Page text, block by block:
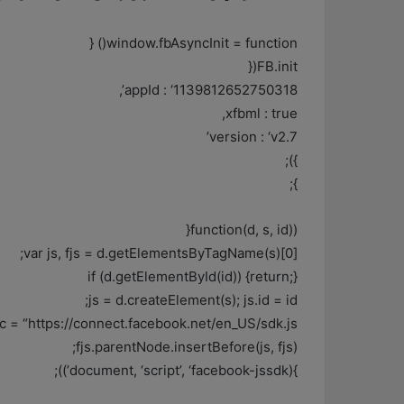
window.fbAsyncInit = function() {
FB.init({
appId : ‘1139812652750318’,
xfbml : true,
version : ‘v2.7’
});
};
(function(d, s, id){
var js, fjs = d.getElementsByTagName(s)[0];
if (d.getElementById(id)) {return;}
js = d.createElement(s); js.id = id;
= “https://connect.facebook.net/en_US/sdk.js”;
fjs.parentNode.insertBefore(js, fjs);
}(document, ‘script’, ‘facebook-jssdk’));